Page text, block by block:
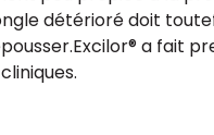
détérioré doit
a fait